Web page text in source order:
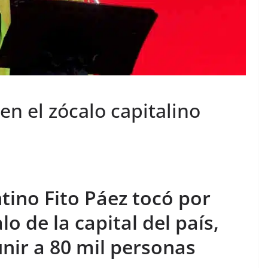
el zócalo capitalino
Fito Páez tocó por
de la capital del país,
a 80 mil personas